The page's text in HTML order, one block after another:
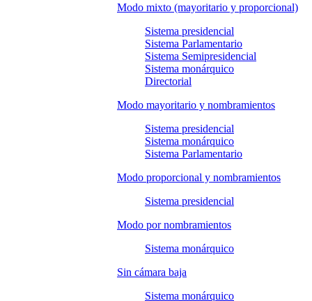
Modo mixto (mayoritario y proporcional)
Sistema presidencial
Sistema Parlamentario
Sistema Semipresidencial
Sistema monárquico
Directorial
Modo mayoritario y nombramientos
Sistema presidencial
Sistema monárquico
Sistema Parlamentario
Modo proporcional y nombramientos
Sistema presidencial
Modo por nombramientos
Sistema monárquico
Sin cámara baja
Sistema monárquico